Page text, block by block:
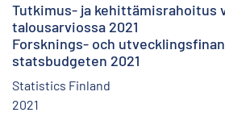
Tutkimus- ja kehittämisrahoitus
talousarviossa 2021
Forsknings- och
statsbudgeten 2021
Statistics Finland
2021